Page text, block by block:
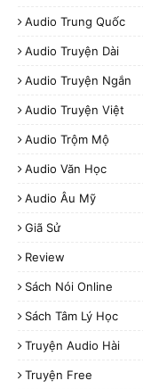
Audio Trung Quốc
Audio Truyện Dài
Audio Truyện Ngắn
Audio Truyện Việt
Audio Trộm Mộ
Audio Văn Học
Audio Âu Mỹ
Giã Sử
Review
Sách Nói Online
Sách Tâm Lý Học
Truyện Audio Hài
Truyện Free